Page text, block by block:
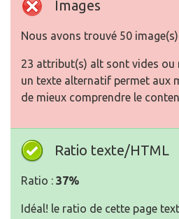
Images
Nous avons trouvé 50
23 attribut(s) alt sont vides ou
un texte alternatif permet aux
de mieux comprendre le
Ratio texte/HTML
Ratio : 37%
Idéal! le ratio de cette page